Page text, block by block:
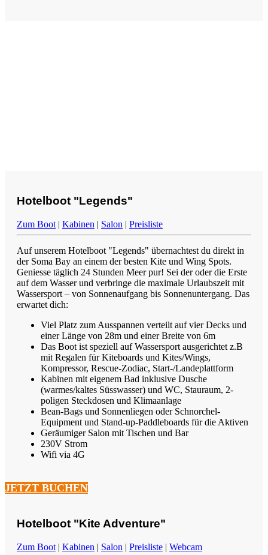
Hotelboot "Legends"
Zum Boot | Kabinen | Salon | Preisliste
Auf unserem Hotelboot "Legends" übernachtest du direkt in
der Soma Bay an einem der besten Kite und Wing Spots.
Geniesse täglich 24 Stunden Meer pur! Sei der oder die Erste
auf dem Wasser und verbringe die maximale Urlaubszeit mit
Wassersport – von Sonnenaufgang bis Sonnenuntergang. Das
erwartet dich:
Viel Platz zum Ausspannen verteilt auf vier Decks und
einer Länge von 28m und einer Breite von 6m
Das Boot ist speziell auf Wassersport ausgerichtet z.B
mit Regalen für Kiteboards und Kites/Wings,
Kompressor, Rescue-Zodiac, Start-/Landeplattform
Kabinen mit eigenem Bad inklusive Dusche
(warmes/kaltes Süsswasser) und WC, Stauraum, 2-
poligen Steckdosen und Klimaanlage
Bean-Bags und Sonnenliegen oder Schnorchel-
Equipment und Stand-up-Paddleboards für die Aktiven
Geräumiger Salon mit Tischen und Bar
230V Strom
Wifi via 4G
JETZT BUCHEN
Hotelboot "Kite Adventure"
Zum Boot | Kabinen | Salon | Preisliste | Webcam